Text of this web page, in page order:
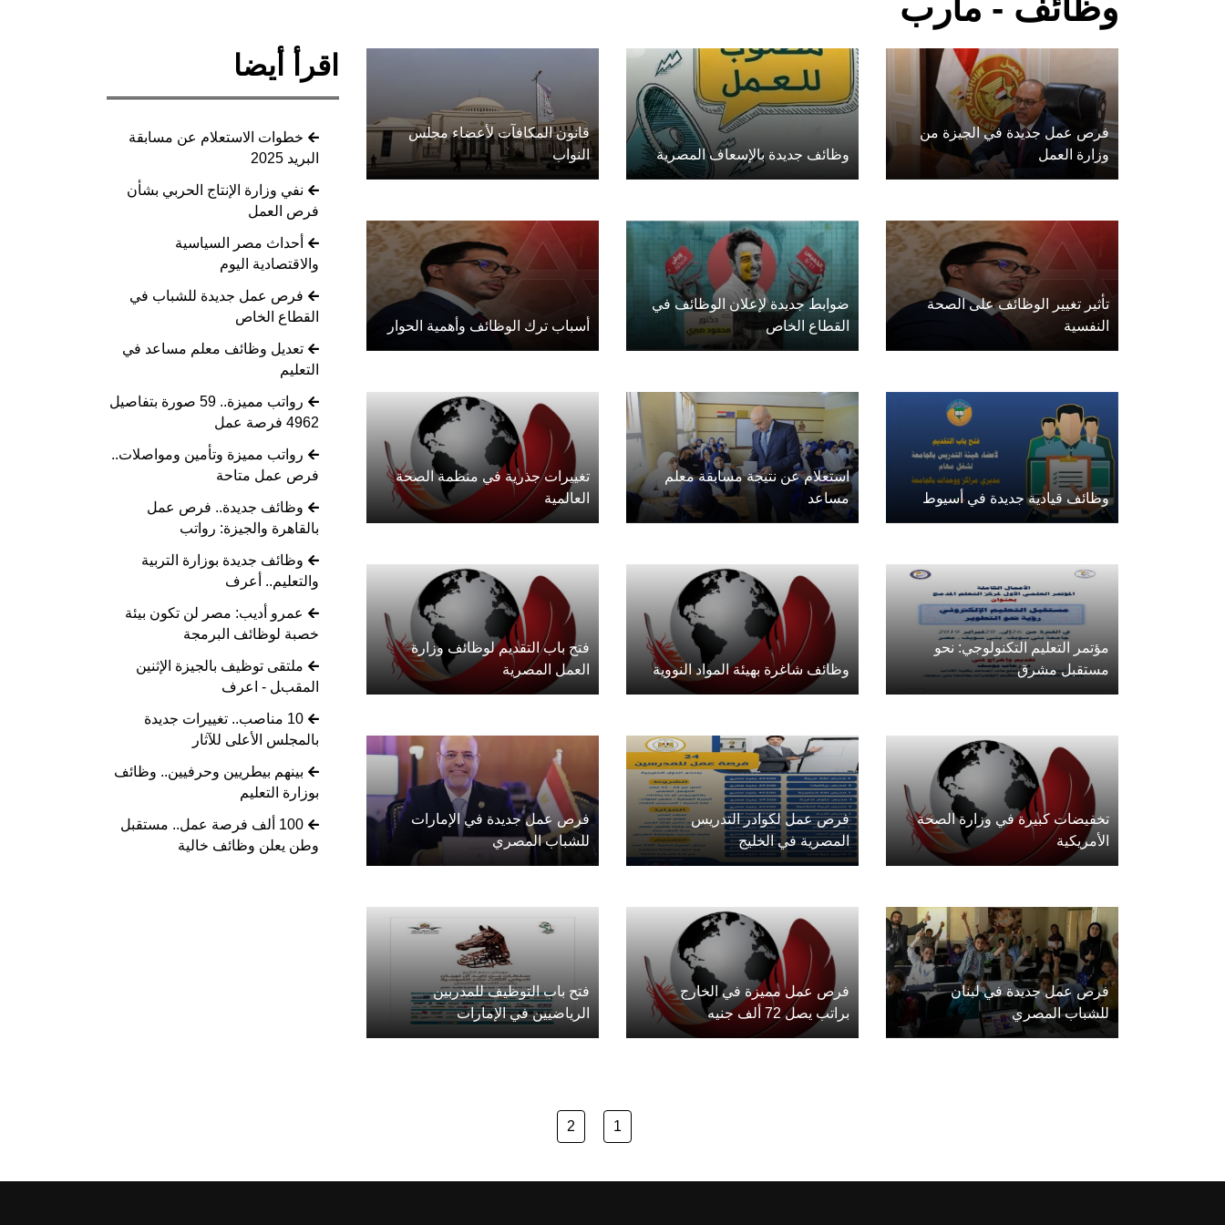
وظائف - مأرب
فرص عمل جديدة في الجيزة من
وزارة العمل
وظائف جديدة بالإسعاف المصرية
قانون المكافآت لأعضاء مجلس
النواب
تأثير تغيير الوظائف على الصحة
النفسية
ضوابط جديدة لإعلان الوظائف في
القطاع الخاص
أسباب ترك الوظائف وأهمية الحوار
وظائف قيادية جديدة في أسيوط
استعلام عن نتيجة مسابقة معلم
مساعد
تغييرات جذرية في منظمة الصحة
العالمية
مؤتمر التعليم التكنولوجي: نحو
مستقبل مشرق
وظائف شاغرة بهيئة المواد النووية
فتح باب التقديم لوظائف وزارة
العمل المصرية
تخفيضات كبيرة في وزارة الصحة
الأمريكية
فرص عمل لكوادر التدريس
المصرية في الخليج
فرص عمل جديدة في الإمارات
للشباب المصري
فرص عمل جديدة في لبنان
للشباب المصري
فرص عمل مميزة في الخارج
براتب يصل 72 ألف جنيه
فتح باب التوظيف للمدربين
الرياضيين في الإمارات
اقرأ أيضا
خطوات الاستعلام عن مسابقة
البريد 2025
نفي وزارة الإنتاج الحربي بشأن
فرص العمل
أحداث مصر السياسية
والاقتصادية اليوم
فرص عمل جديدة للشباب في
القطاع الخاص
تعديل وظائف معلم مساعد في
التعليم
رواتب مميزة.. 59 صورة بتفاصيل
4962 فرصة عمل
رواتب مميزة وتأمين ومواصلات..
فرص عمل متاحة
وظائف جديدة.. فرص عمل
بالقاهرة والجيزة: رواتب
وظائف جديدة بوزارة التربية
والتعليم.. أعرف
عمرو أديب: مصر لن تكون بيئة
خصبة لوظائف البرمجة
ملتقى توظيف بالجيزة الإثنين
المقبل - اعرف
10 مناصب.. تغييرات جديدة
بالمجلس الأعلى للآثار
بينهم بيطريين وحرفيين.. وظائف
بوزارة التعليم
100 ألف فرصة عمل.. مستقبل
وطن يعلن وظائف خالية
1
2